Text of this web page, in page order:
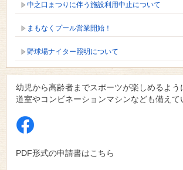
中之口まつりに伴う施設利用中止について
まもなくプール営業開始！
野球場ナイター照明について
幼児から高齢者までスポーツが楽しめるよう
道室やコンビネーションマシンなども備えて
PDF形式の申請書はこちら